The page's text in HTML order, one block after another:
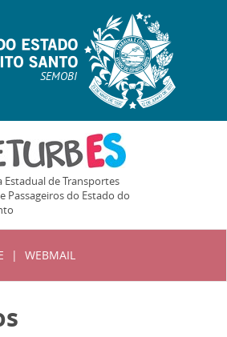
SEMOBI
Estadual de Transportes
Passageiros do Estado do
| WEBMAIL